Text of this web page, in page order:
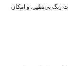
رنگ بی‌نظیر، و امکان